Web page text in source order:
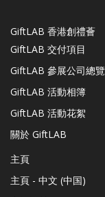
GiftLAB 香港創禮薈
GiftLAB 交付項目
GiftLAB 參展公司總覽
GiftLAB 活動相簿
GiftLAB 活動花絮
關於 GiftLAB
主頁
主頁 - 中文 (中国)